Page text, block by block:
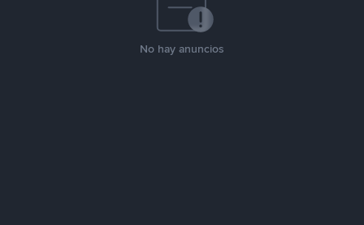
No hay anuncios